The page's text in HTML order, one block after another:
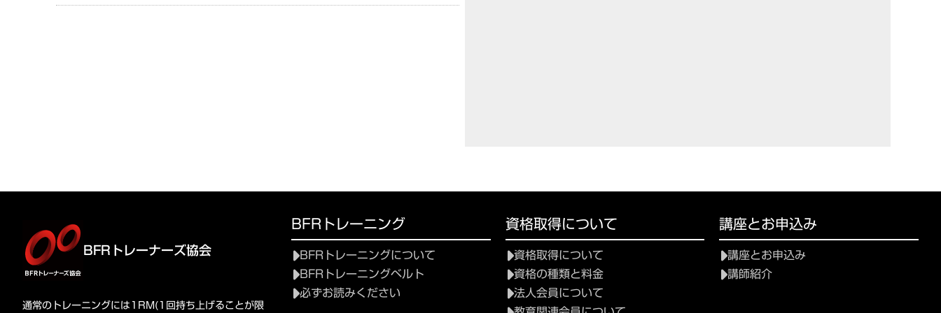
BFRトレーナーズ協会
通常のトレーニングには1RM(1回持ち上げることが限
BFRトレーニング
BFRトレーニングについて
BFRトレーニングベルト
必ずお読みください
資格取得について
資格取得について
資格の種類と料金
法人会員について
講座とお申込み
講座とお申込み
講師紹介